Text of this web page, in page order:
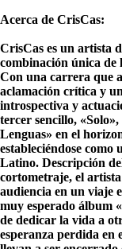
Acerca de CrisCas:
CrisCas es un artista
combinación única de
Con una carrera que
aclamación crítica y
introspectiva y
tercer sencillo,
Lenguas» en el
estableciéndose como
Latino. Descripción
cortometraje, el
audiencia en un viaje
muy esperado álbum
de dedicar la vida a
esperanza perdida en